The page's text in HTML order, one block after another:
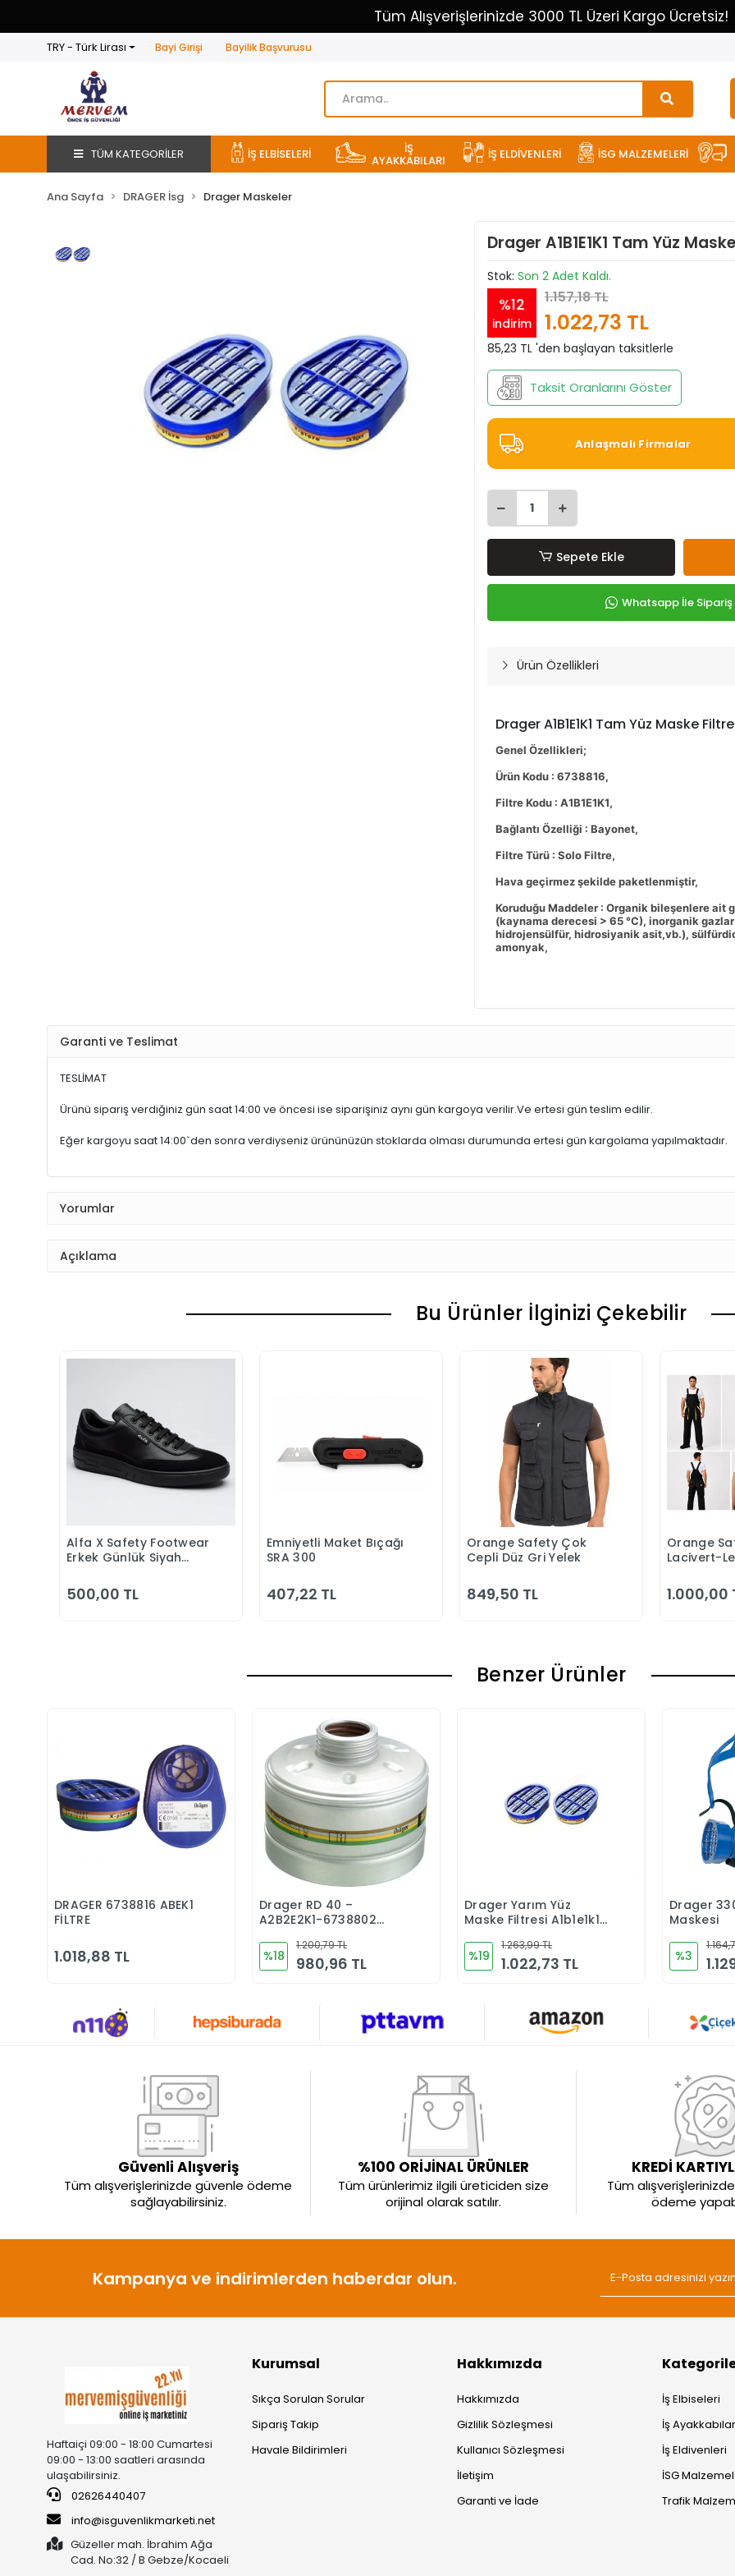
Tüm Alışverişlerinizde 3000 TL Üzeri Kargo Ücretsiz!
TRY - Türk Lirası Bayi Girişi Bayilik Başvurusu
TÜM KATEGORİLER İŞ ELBİSELERİ İŞ
AYAKKABILARI İŞ ELDİVENLERİ İSG MALZEMELERİ
Ana Sayfa DRAGER İsg Drager Maskeler
Drager A1B1E1K1 Tam Yüz
Stok: Son 2 Adet Kaldı.
%12
indirim
1.157,18 TL
1.022,73 TL
85,23 TL 'den başlayan taksitlerle
Taksit Oranlarını Göster
Anlaşmalı Firmalar
Sepete Ekle
Whatsapp İle Sipariş
Ürün Özellikleri
Drager A1B1E1K1 Tam Yüz Maske
Genel Özellikleri;
Ürün Kodu : 6738816,
Filtre Kodu : A1B1E1K1,
Bağlantı Özelliği : Bayonet,
Filtre Türü : Solo Filtre,
Hava geçirmez şekilde paketlenmiştir,
Koruduğu Maddeler : Organik bileşenlere ait
(kaynama derecesi > 65 °C), inorganik
hidrojensülfür, hidrosiyanik asit,vb.),
amonyak,
Garanti ve Teslimat
TESLİMAT
Ürünü sipariş verdiğiniz gün saat 14:00 ve öncesi ise siparişiniz aynı gün kargoya verilir.Ve ertesi gün teslim edilir.
Eğer kargoyu saat 14:00`den sonra verdiyseniz ürününüzün stoklarda olması durumunda ertesi gün kargolama yapılmaktadır.
Yorumlar
Açıklama
Bu Ürünler İlginizi Çekebilir
Sepete Ekle
Alfa X Safety Footwear
Erkek Günlük Siyah
500,00 TL
Sepete Ekle
Emniyetli Maket Bıçağı
SRA 300
407,22 TL
Sepete Ekle
Orange Safety Çok
Cepli Düz Gri Yelek
849,50 TL
Orange
Lacivert-
1.000,00
Benzer Ürünler
Sepete Ekle
DRAGER 6738816 ABEK1
FİLTRE
1.018,88 TL
Sepete Ekle
Drager RD 40 –
A2B2E2K1-6738802
%18
1.200,79 TL
980,96 TL
Sepete Ekle
Drager Yarım Yüz
Maske Filtresi A1b1e1k1
%19
1.263,99 TL
1.022,73 TL
Drager
Maskesi
%3
Güvenli Alışveriş
Tüm alışverişlerinizde güvenle ödeme
sağlayabilirsiniz.
%100 ORİJİNAL ÜRÜNLER
Tüm ürünlerimiz ilgili üreticiden size
orijinal olarak satılır.
KREDİ
Tüm
ödeme
Kampanya ve indirimlerden haberdar olun.
Haftaiçi 09:00 - 18:00 Cumartesi
09:00 - 13:00 saatleri arasında
ulaşabilirsiniz.
02626440407
info@isguvenlikmarketi.net
Güzeller mah. İbrahim Ağa
Cad. No:32 / B Gebze/Kocaeli
Kurumsal
Sıkça Sorulan Sorular
Sipariş Takip
Havale Bildirimleri
Hakkımızda
Hakkımızda
Gizlilik Sözleşmesi
Kullanıcı Sözleşmesi
İletişim
Garanti ve İade
İş Elbiseleri
İş
İş Eldivenleri
İSG
Trafik